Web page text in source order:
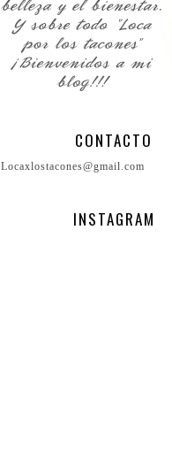
CONTACTO
Locaxlostacones@gmail.com
INSTAGRAM